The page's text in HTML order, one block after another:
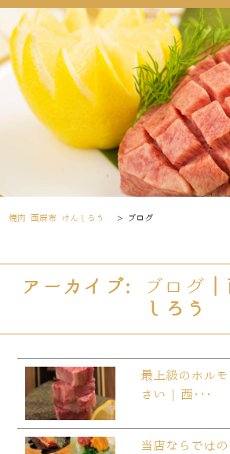
焼肉 西麻布 けんしろう > ブログ
アーカイブ: ブログ
しろう
最上級のホル
さい | 西･･･
当店ならでは